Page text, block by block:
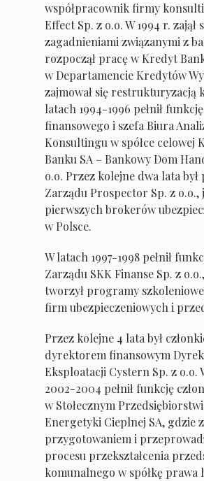
współpracownik firmy
Effect Sp. z o.o. W 1994 r. zajął
zagadnieniami związanymi z
rozpoczął pracę w Kredyt
w Departamencie Kredytów
zajmował się restrukturyzacją
latach 1994-1996 pełnił
finansowego i szefa Biura
Konsultingu w spółce celowej
Banku SA – Bankowy Dom
o.o. Przez kolejne dwa lata był
Zarządu Prospector Sp. z o.o.,
pierwszych brokerów
w Polsce.
W latach 1997-1998 pełnił
Zarządu SKK Finanse Sp. z
tworzył programy
firm ubezpieczeniowych i
Przez kolejne 4 lata był
dyrektorem finansowym
Eksploatacji Cystern Sp. z o.o.
2002-2004 pełnił funkcję
w Stołecznym
Energetyki Cieplnej SA, gdzie
przygotowaniem i
procesu przekształcenia
komunalnego w spółkę prawa